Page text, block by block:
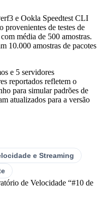
e Ookla Speedtest CLI
provenientes de testes de
média de 500 amostras.
10.000 amostras de pacotes
e 5 servidores
reportados refletem o
para simular padrões de
atualizados para a versão
e Streaming
de Velocidade “#10 de